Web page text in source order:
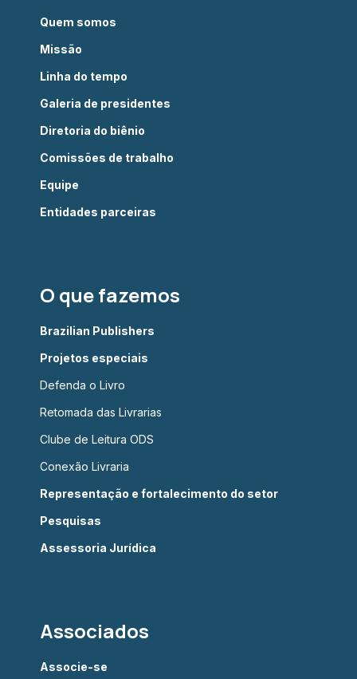
Quem somos
Missão
Linha do tempo
Galeria de presidentes
Diretoria do biênio
Comissões de trabalho
Equipe
Entidades parceiras
O que fazemos
Brazilian Publishers
Projetos especiais
Defenda o Livro
Retomada das Livrarias
Clube de Leitura ODS
Conexão Livraria
Representação e fortalecimento do setor
Pesquisas
Assessoria Jurídica
Associados
Associe-se